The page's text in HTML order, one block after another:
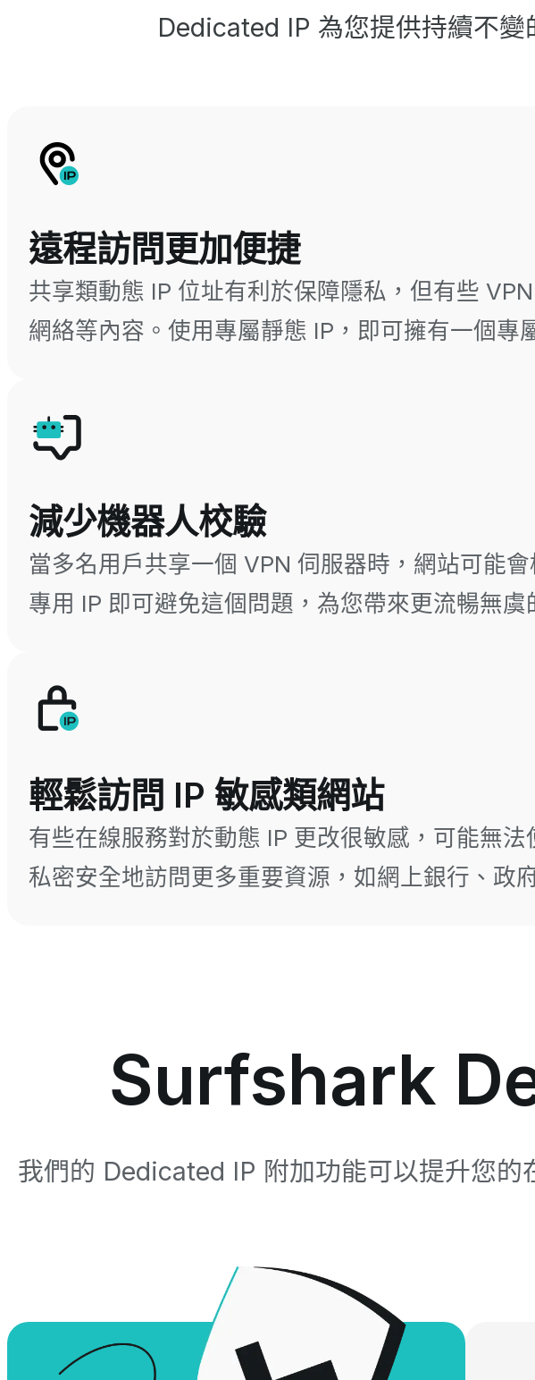
Dedicated IP 為您提供持續不變
遠程訪問更加便捷
共享類動態 IP 位址有利於保障隱私，但有些
網絡等內容。使用專屬靜態 IP，即可擁有一個專
減少機器人校驗
當多名用戶共享一個 VPN 伺服器時，網站可能
專用 IP 即可避免這個問題，為您帶來更流暢無虞
輕鬆訪問 IP 敏感類網站
有些在線服務對於動態 IP 更改很敏感，可能無
私密安全地訪問更多重要資源，如網上銀行、政
Surfshark
我們的 Dedicated IP 附加功能可以提升您